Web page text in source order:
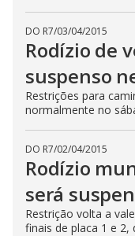
DO R7/03/04/2015
Rodízio de
suspenso
Restrições para
normalmente no
DO R7/02/04/2015
Rodízio
será
Restrição volta a
finais de placa 1 e 2,